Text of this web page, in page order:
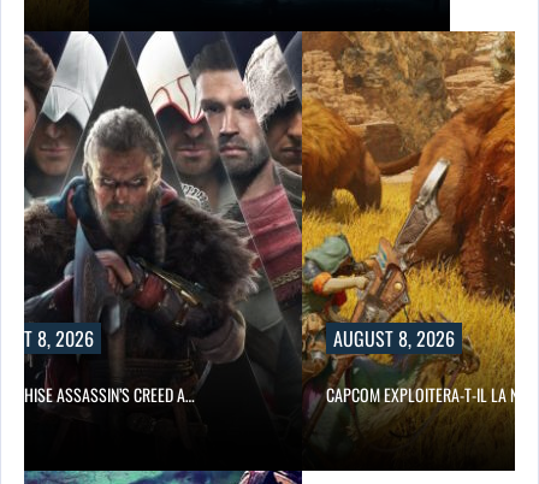
8, 2026
ASSASSIN’S CREED A…
AUGUST 8, 2026
CAPCOM EXPLOITERA-T-IL LA